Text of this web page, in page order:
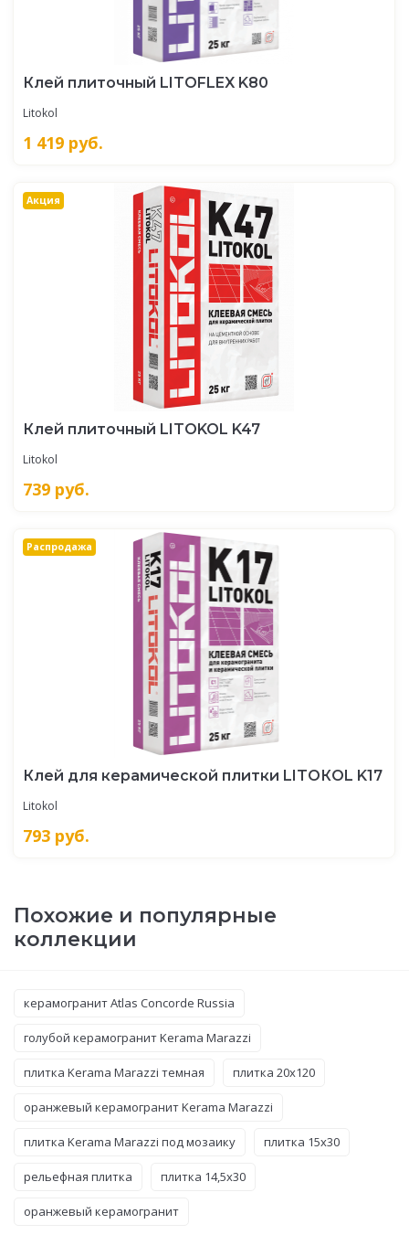
Клей плиточный LITOFLEX K80
Litokol
1 419 руб.
Акция
Клей плиточный LITOKOL K47
Litokol
739 руб.
Распродажа
Клей для керамической плитки LITOКOL K17
Litokol
793 руб.
Похожие и популярные
коллекции
керамогранит Atlas Concorde Russia
голубой керамогранит Kerama Marazzi
плитка Kerama Marazzi темная плитка 20x120
оранжевый керамогранит Kerama Marazzi
плитка Kerama Marazzi под мозаику плитка 15x30
рельефная плитка плитка 14,5x30
оранжевый керамогранит